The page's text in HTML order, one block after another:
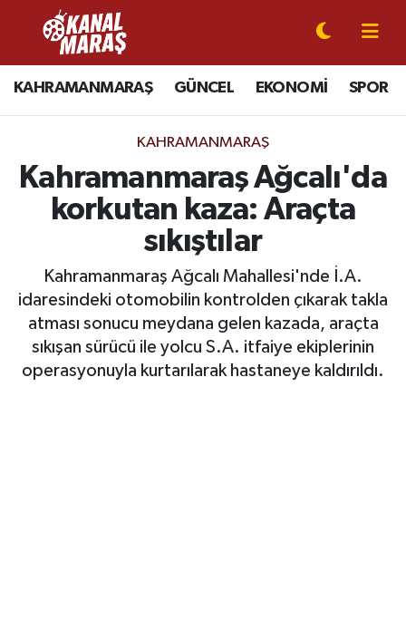
KAHRAMANMARAŞ GÜNCEL EKONOMİ SPOR
KAHRAMANMARAŞ
Kahramanmaraş Ağcalı'da
korkutan kaza: Araçta
sıkıştılar
Kahramanmaraş Ağcalı Mahallesi'nde İ.A.
idaresindeki otomobilin kontrolden çıkarak takla
atması sonucu meydana gelen kazada, araçta
sıkışan sürücü ile yolcu S.A. itfaiye ekiplerinin
operasyonuyla kurtarılarak hastaneye kaldırıldı.
CANLI YAYIN
KAHRAMANMARAŞ
SPOR
EKONOMİ
GÜNDEM
Kahramanmaraş Nöbetçi Eczaneler
Kahramanmaraş Hava Durumu
Kahramanmaraş Trafik Yoğunluk Haritası
Süper Lig Puan Durumu ve Fikstür
Tüm Manşetler
Son Dakika Haberleri